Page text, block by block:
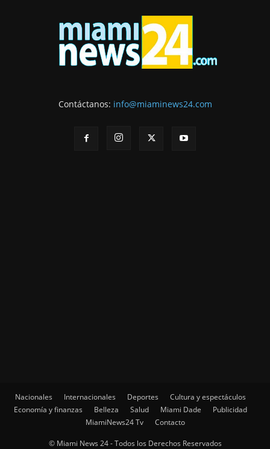
Contáctanos: info@miaminews24.com
Nacionales Internacionales Deportes
Cultura y espectáculos
Economía y finanzas
Belleza Salud Miami Dade
Publicidad
MiamiNews24 Tv
Contacto
© Miami News 24 - Todos los Derechos Reservados